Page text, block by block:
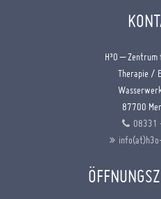
H³O –
Therapie /
87700
08331